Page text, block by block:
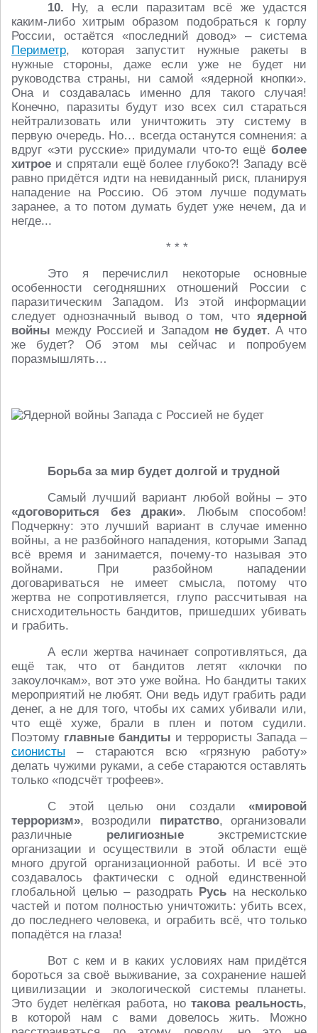
10. Ну, а если паразитам всё же удастся
каким-либо хитрым образом подобраться к горлу
России, остаётся «последний довод» – система
Периметр, которая запустит нужные ракеты в
нужные стороны, даже если уже не будет ни
руководства страны, ни самой «ядерной кнопки».
Она и создавалась именно для такого случая!
Конечно, паразиты будут изо всех сил стараться
нейтрализовать или уничтожить эту систему в
первую очередь. Но… всегда останутся сомнения: а
вдруг «эти русские» придумали что-то ещё более
хитрое и спрятали ещё более глубоко?! Западу всё
равно придётся идти на невиданный риск, планируя
нападение на Россию. Об этом лучше подумать
заранее, а то потом думать будет уже нечем, да и
негде...
* * *
Это я перечислил некоторые основные
особенности сегодняшних отношений России с
паразитическим Западом. Из этой информации
следует однозначный вывод о том, что ядерной
войны между Россией и Западом не будет. А что
же будет? Об этом мы сейчас и попробуем
поразмышлять…
Борьба за мир будет долгой и трудной
Самый лучший вариант любой войны – это
«договориться без драки». Любым способом!
Подчеркну: это лучший вариант в случае именно
войны, а не разбойного нападения, которыми Запад
всё время и занимается, почему-то называя это
войнами. При разбойном нападении
договариваться не имеет смысла, потому что
жертва не сопротивляется, глупо рассчитывая на
снисходительность бандитов, пришедших убивать
и грабить.
А если жертва начинает сопротивляться, да
ещё так, что от бандитов летят «клочки по
закоулочкам», вот это уже война. Но бандиты таких
мероприятий не любят. Они ведь идут грабить ради
денег, а не для того, чтобы их самих убивали или,
что ещё хуже, брали в плен и потом судили.
Поэтому главные бандиты и террористы Запада –
сионисты – стараются всю «грязную работу»
делать чужими руками, а себе стараются оставлять
только «подсчёт трофеев».
С этой целью они создали «мировой
терроризм», возродили пиратство, организовали
различные религиозныеэкстремистские
организации и осуществили в этой области ещё
много другой организационной работы. И всё это
создавалось фактически с одной единственной
глобальной целью – разодрать Русь на несколько
частей и потом полностью уничтожить: убить всех,
до последнего человека, и ограбить всё, что только
попадётся на глаза!
Вот с кем и в каких условиях нам придётся
бороться за своё выживание, за сохранение нашей
цивилизации и экологической системы планеты.
Это будет нелёгкая работа, но такова реальность,
в которой нам с вами довелось жить. Можно